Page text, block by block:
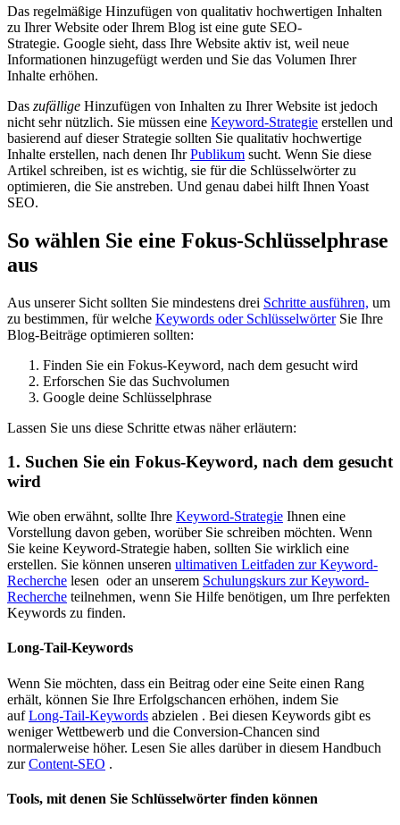
Das regelmäßige Hinzufügen von qualitativ hochwertigen Inhalten
zu Ihrer Website oder Ihrem Blog ist eine gute SEO-
Strategie. Google sieht, dass Ihre Website aktiv ist, weil neue
Informationen hinzugefügt werden und Sie das Volumen Ihrer
Inhalte erhöhen.
Das zufällige Hinzufügen von Inhalten zu Ihrer Website ist jedoch
nicht sehr nützlich. Sie müssen eine Keyword-Strategie erstellen und
basierend auf dieser Strategie sollten Sie qualitativ hochwertige
Inhalte erstellen, nach denen IhrPublikum sucht. Wenn Sie diese
Artikel schreiben, ist es wichtig, sie für die Schlüsselwörter zu
optimieren, die Sie anstreben. Und genau dabei hilft Ihnen Yoast
SEO.
So wählen Sie eine Fokus-Schlüsselphrase
aus
Aus unserer Sicht sollten Sie mindestens drei Schritte ausführen, um
zu bestimmen, für welche Keywords oder SchlüsselwörterSie Ihre
Blog-Beiträge optimieren sollten:
Finden Sie ein Fokus-Keyword, nach dem gesucht wird
Erforschen Sie das Suchvolumen
Google deine Schlüsselphrase
Lassen Sie uns diese Schritte etwas näher erläutern:
1. Suchen Sie ein Fokus-Keyword, nach dem gesucht
wird
Wie oben erwähnt, sollte Ihre Keyword-Strategie Ihnen eine
Vorstellung davon geben, worüber Sie schreiben möchten. Wenn
Sie keine Keyword-Strategie haben, sollten Sie wirklich eine
erstellen. Sie können unseren ultimativen Leitfaden zur Keyword-
Recherche lesen oder an unserem Schulungskurs zur Keyword-
Recherche teilnehmen, wenn Sie Hilfe benötigen, um Ihre perfekten
Keywords zu finden.
Long-Tail-Keywords
Wenn Sie möchten, dass ein Beitrag oder eine Seite einen Rang
erhält, können Sie Ihre Erfolgschancen erhöhen, indem Sie
aufLong-Tail-Keywords abzielen . Bei diesen Keywords gibt es
weniger Wettbewerb und die Conversion-Chancen sind
normalerweise höher. Lesen Sie alles darüber in diesem Handbuch
zurContent-SEO .
Tools, mit denen Sie Schlüsselwörter finden können